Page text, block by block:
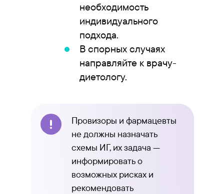
необходимость
индивидуального
подхода.
В спорных случаях
направляйте к врачу-
диетологу.
Провизоры и фармацевты
не должны назначать
схемы ИГ, их задача —
информировать о
возможных рисках и
рекомендовать